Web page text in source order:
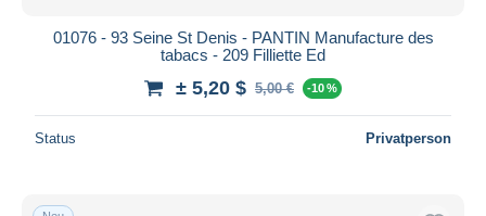
01076 - 93 Seine St Denis - PANTIN Manufacture des
tabacs - 209 Filliette Ed
± 5,20 $ 5,00 € -10 %
Status Privatperson